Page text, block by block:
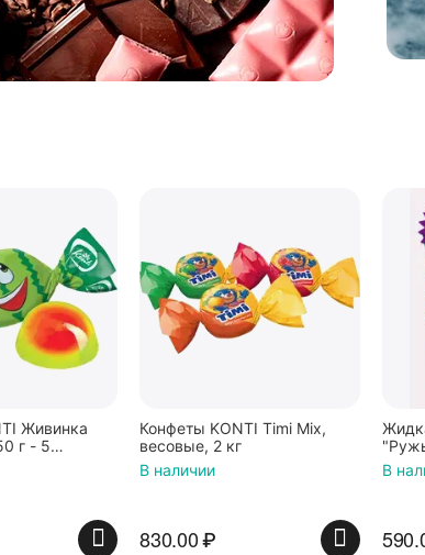
Живинка
г - 5
Конфеты KONTI Timi Mix,
весовые, 2 кг
В наличии
830.00₽
В